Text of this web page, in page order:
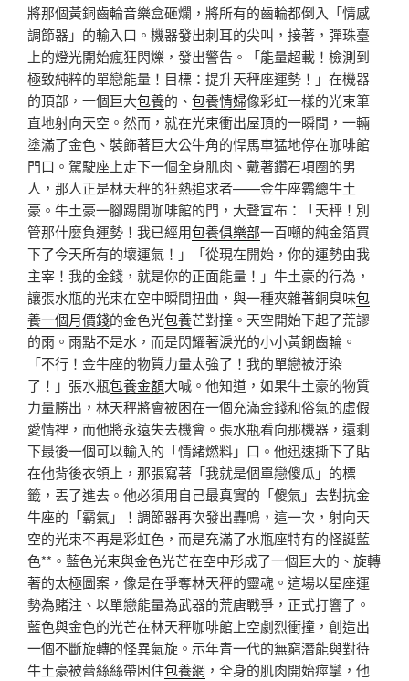
將那個黃銅齒輪音樂盒砸爛，將所有的齒輪都倒入「情感
調節器」的輸入口。機器發出刺耳的尖叫，接著，彈珠臺
上的燈光開始瘋狂閃爍，發出警告。「能量超載！檢測到
極致純粹的單戀能量！目標：提升天秤座運勢！」在機器
的頂部，一個巨大包養的、 包養情婦像彩虹一樣的光束筆
直地射向天空。然而，就在光束衝出屋頂的一瞬間，一輛
塗滿了金色、裝飾著巨大公牛角的悍馬車猛地停在咖啡館
門口。駕駛座上走下一個全身肌肉、戴著鑽石項圈的男
人，那人正是林天秤的狂熱追求者——金牛座霸總牛土
豪。牛土豪一腳踢開咖啡館的門，大聲宣布：「天秤！別
管那什麼負運勢！我已經用包養俱樂部一百噸的純金箔買
下了今天所有的壞運氣！」「從現在開始，你的運勢由我
主宰！我的金錢，就是你的正面能量！」牛土豪的行為，
讓張水瓶的光束在空中瞬間扭曲，與一種夾雜著銅臭味包
養一個月價錢的金色光包養芒對撞。天空開始下起了荒謬
的雨。雨點不是水，而是閃耀著淚光的小小黃銅齒輪。
「不行！金牛座的物質力量太強了！我的單戀被汙染
了！」張水瓶包養金額大喊。他知道，如果牛土豪的物質
力量勝出，林天秤將會被困在一個充滿金錢和俗氣的虛假
愛情裡，而他將永遠失去機會。張水瓶看向那機器，還剩
下最後一個可以輸入的「情緒燃料」口。他迅速撕下了貼
在他背後衣領上，那張寫著「我就是個單戀傻瓜」的標
籤，丟了進去。他必須用自己最真實的「傻氣」去對抗金
牛座的「霸氣」！調節器再次發出轟鳴，這一次，射向天
空的光束不再是彩虹色，而是充滿了水瓶座特有的怪誕藍
色**。藍色光束與金色光芒在空中形成了一個巨大的、旋轉
著的太極圖案，像是在爭奪林天秤的靈魂。這場以星座運
勢為賭注、以單戀能量為武器的荒唐戰爭，正式打響了。
藍色與金色的光芒在林天秤咖啡館上空劇烈衝撞，創造出
一個不斷旋轉的怪異氣旋。示年青一代的無窮潛能與對待
牛土豪被蕾絲絲帶困住包養網 ，全身的肌肉開始痙攣，他